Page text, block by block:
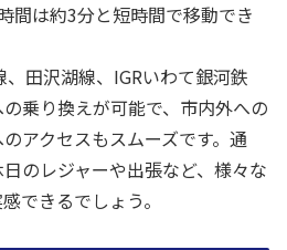
間は約3分と短時間で移動でき
田沢湖線、IGRいわて銀河鉄
乗り換えが可能で、市内外への
アクセスもスムーズです。通
のレジャーや出張など、様々な
できるでしょう。